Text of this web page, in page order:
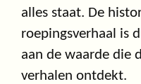
alles staat. De
roepingsverhaal is
aan de waarde die
verhalen ontdekt.